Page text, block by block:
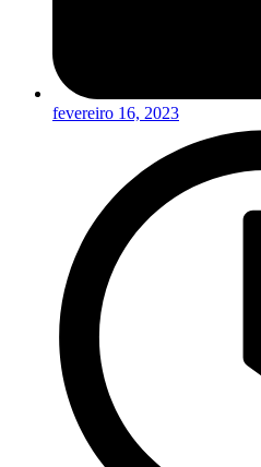
fevereiro 16, 2023